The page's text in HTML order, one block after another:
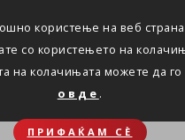
користење на веб
со користењето на
на колачињата можете да го
овде .
ПРИФАЌАМ СЀ